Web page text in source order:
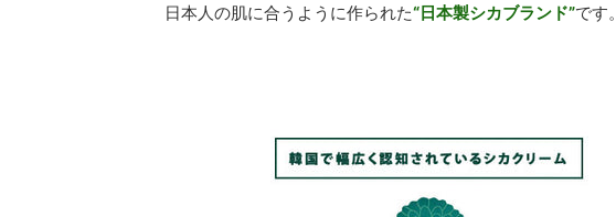
日本人の肌に合うように作られた“日本製シカブランド”です。